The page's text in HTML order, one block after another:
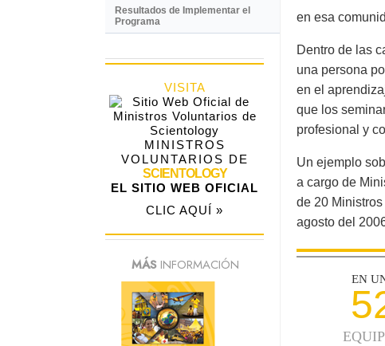
en esa
Dentro de las
una persona
en el
que los
profesional y
Un ejemplo
a cargo de
de 20
agosto del
EN
Resultados de Implementar el
Programa
VISITA
MINISTROS
VOLUNTARIOS DE
SCIENTOLOGY
EL SITIO WEB OFICIAL
CLIC AQUÍ »
MÁSINFORMACIÓN